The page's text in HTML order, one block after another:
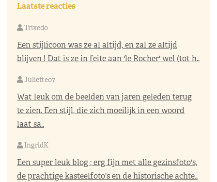
Laatste reacties
Trixedo
Een stijlicoon was ze al altijd, en zal ze altijd
blijven ! Dat is ze in feite aan 'le Rocher' wel (tot h..
Juliette07
Wat leuk om de beelden van jaren geleden terug
te zien. Een stijl, die zich moeilijk in een woord
laat sa..
IngridK
Een super leuk blog ; erg fijn met alle gezinsfoto's,
de prachtige kasteelfoto's en de historische achte..